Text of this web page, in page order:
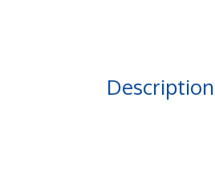
Description